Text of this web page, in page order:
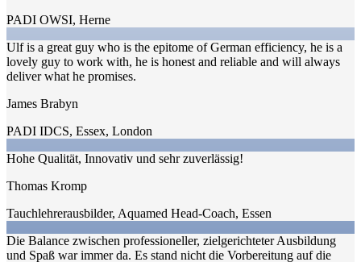
PADI OWSI, Herne
Ulf is a great guy who is the epitome of German efficiency, he is a
lovely guy to work with, he is honest and reliable and will always
deliver what he promises.
James Brabyn
PADI IDCS, Essex, London
Hohe Qualität, Innovativ und sehr zuverlässig!
Thomas Kromp
Tauchlehrerausbilder, Aquamed Head-Coach, Essen
Die Balance zwischen professioneller, zielgerichteter Ausbildung
und Spaß war immer da. Es stand nicht die Vorbereitung auf die